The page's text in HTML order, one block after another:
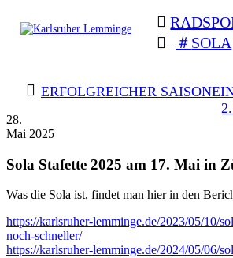
SOLA
ERFOLGREICHER
28.
Mai 2025
Sola Stafette 2025 am 17. Mai in
Was die Sola ist, findet man hier in den
https://karlsruher-lemminge.de/2023/05/10/
noch-schneller/
https://karlsruher-lemminge.de/2024/05/06/